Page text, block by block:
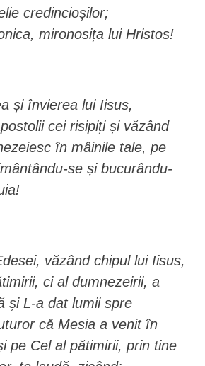
credincioșilor;
mironosița lui Hristos!
și învierea lui Iisus,
cei risipiți și văzând
în mâinile tale, pe
se și bucurându-
văzând chipul lui Iisus,
ci al dumnezeirii, a
și L-a dat lumii spre
că Mesia a venit în
pe Cel al pătimirii, prin tine